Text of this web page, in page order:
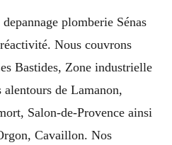
plomberie Sénas
Nous couvrons
Bastides, Zone industrielle
alentours de Lamanon,
Salon-de-Provence ainsi
Cavaillon. Nos